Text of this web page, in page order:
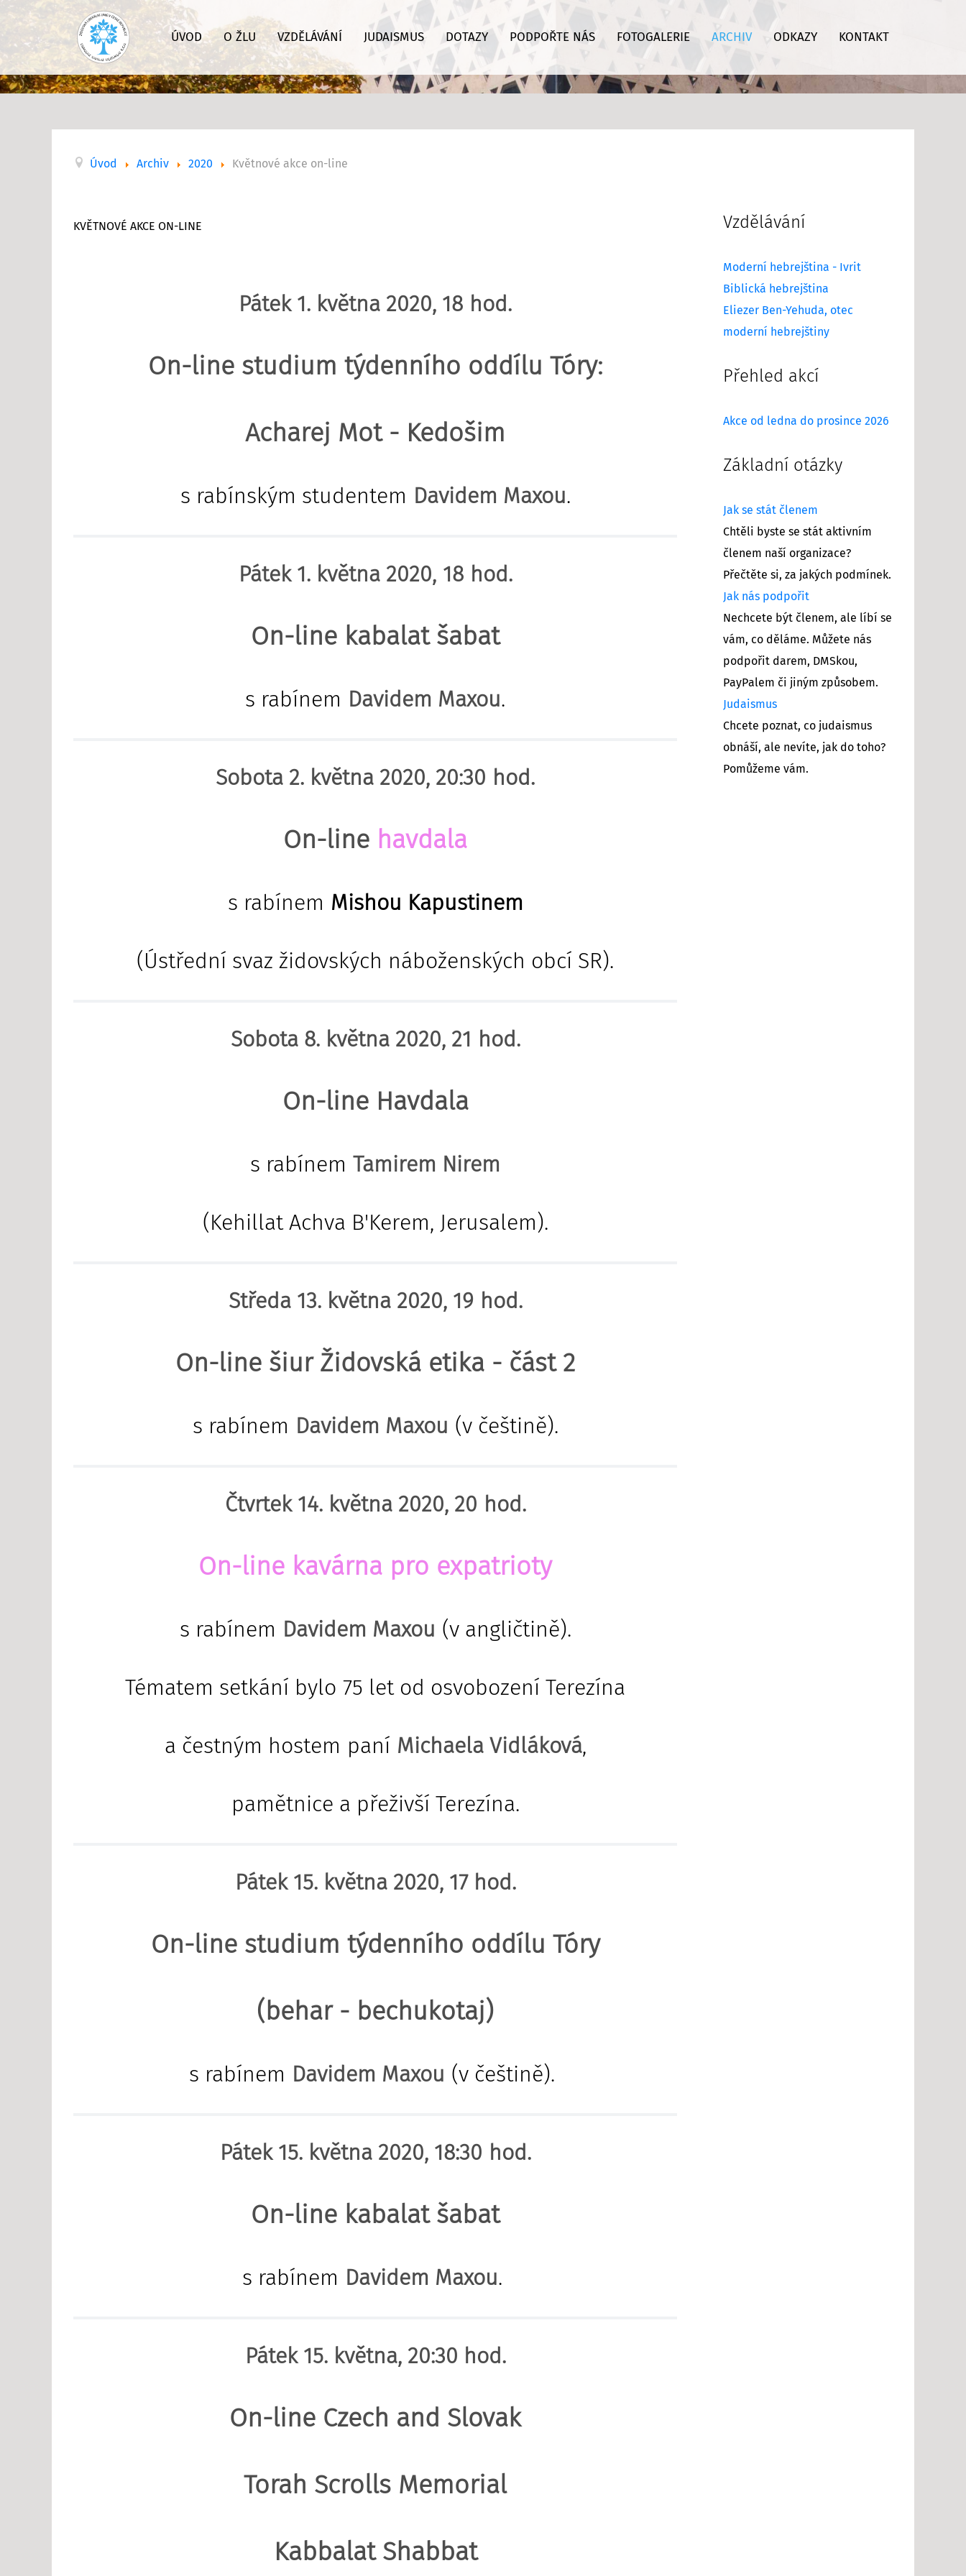
ÚVOD O ŽLU VZDĚLÁVÁNÍ JUDAISMUS DOTAZY PODPOŘTE NÁS FOTOGALERIE ARCHIV ODKAZY KONTAKT
Úvod Archiv 2020 Květnové akce on-line
KVĚTNOVÉ AKCE ON-LINE
Pátek 1. května 2020, 18 hod.
On-line studium týdenního oddílu Tóry:
Acharej Mot - Kedošim
s rabínským studentem Davidem Maxou.
Pátek 1. května 2020, 18 hod.
On-line kabalat šabat
s rabínem Davidem Maxou.
Sobota 2. května 2020, 20:30 hod.
On-line havdala
s rabínem Mishou Kapustinem
(Ústřední svaz židovských náboženských obcí SR).
Sobota 8. května 2020, 21 hod.
On-line Havdala
s rabínem Tamirem Nirem
(Kehillat Achva B'Kerem, Jerusalem).
Středa 13. května 2020, 19 hod.
On-line šiur Židovská etika - část 2
s rabínem Davidem Maxou (v češtině).
Čtvrtek 14. května 2020, 20 hod.
On-line kavárna pro expatrioty
s rabínem Davidem Maxou (v angličtině).
Tématem setkání bylo 75 let od osvobození Terezína
a čestným hostem paní Michaela Vidláková,
pamětnice a přeživší Terezína.
Pátek 15. května 2020, 17 hod.
On-line studium týdenního oddílu Tóry
(behar - bechukotaj)
s rabínem Davidem Maxou (v češtině).
Pátek 15. května 2020, 18:30 hod.
On-line kabalat šabat
s rabínem Davidem Maxou.
Pátek 15. května, 20:30 hod.
On-line Czech and Slovak
Torah Scrolls Memorial
Kabbalat Shabbat
Vzdělávání
Moderní hebrejština - Ivrit
Biblická hebrejština
Eliezer Ben-Yehuda, otec
moderní hebrejštiny
Přehled akcí
Akce od ledna do prosince 2026
Základní otázky
Jak se stát členem
Chtěli byste se stát aktivním
členem naší organizace?
Přečtěte si, za jakých podmínek.
Jak nás podpořit
Nechcete být členem, ale líbí se
vám, co děláme. Můžete nás
podpořit darem, DMSkou,
PayPalem či jiným způsobem.
Judaismus
Chcete poznat, co judaismus
obnáší, ale nevíte, jak do toho?
Pomůžeme vám.